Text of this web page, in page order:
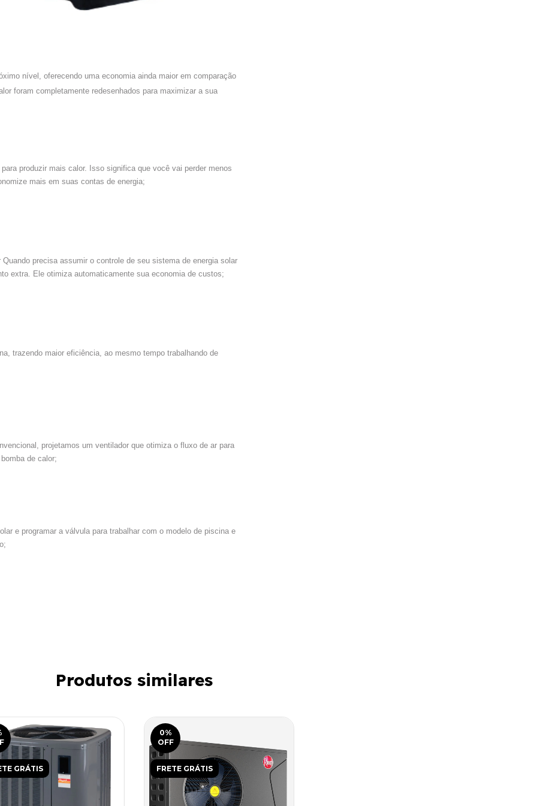
nível, oferecendo uma economia ainda maior em comparação
foram completamente redesenhados para maximizar a sua
produzir mais calor. Isso significa que você vai perder menos
mais em suas contas de energia;
precisa assumir o controle de seu sistema de energia solar
extra. Ele otimiza automaticamente sua economia de custos;
trazendo maior eficiência, ao mesmo tempo trabalhando de
projetamos um ventilador que otimiza o fluxo de ar para
de calor;
e programar a válvula para trabalhar com o modelo de piscina e
Produtos similares
GRÁTIS
0%
OFF
FRETE GRÁTIS